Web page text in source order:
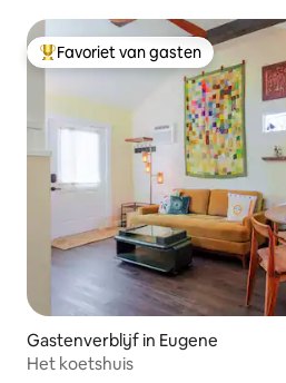
Topfavoriet van gasten
Favoriet van gasten
Gastenverblijf in Eugene
Het koetshuis